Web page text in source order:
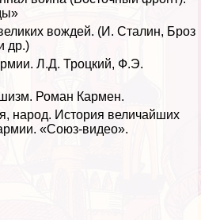
вождей. (И. Сталин, Броз
др.)
Л.Д. Троцкий, Ф.Э.
Роман Кармен.
народ. История величайших
«Союз-видео».